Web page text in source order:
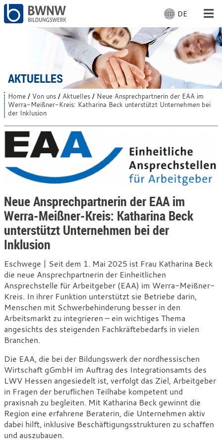
S
p
r
h
e
a
u
w
h
l
e
n
DE
AKTUELLES
Von uns
Vor Ort
Mit Arbeiten
S
i
e
s
i
h
i
Home Von uns Aktuelles Neue Ansprechpartnerin der EAA im
Werra-Meißner-Kreis: Katharina Beck unterstützt Unternehmen bei
der Inklusion
Neue Ansprechpartnerin der EAA im
Werra-Meißner-Kreis: Katharina Beck
unterstützt Unternehmen bei der
Inklusion
Eschwege | Seit dem 1. Mai 2025 ist Frau Katharina Beck
die neue Ansprechpartnerin der Einheitlichen
Ansprechstelle für Arbeitgeber (EAA) im Werra-Meißner-
Kreis. In ihrer Funktion unterstützt sie Betriebe darin,
Menschen mit Schwerbehinderung besser in den
Arbeitsmarkt zu integrieren – ein wichtiges Thema
angesichts des steigenden Fachkräftebedarfs in vielen
Branchen.
Die EAA, die bei der Bildungswerk der nordhessischen
Wirtschaft gGmbH im Auftrag des Integrationsamts des
LWV Hessen angesiedelt ist, verfolgt das Ziel, Arbeitgeber
in Fragen der beruflichen Teilhabe kompetent und
praxisnah zu begleiten. Mit Katharina Beck gewinnt die
Region eine erfahrene Beraterin, die Unternehmen aktiv
dabei hilft, inklusive Beschäftigungsstrukturen zu schaffen
und auszubauen.